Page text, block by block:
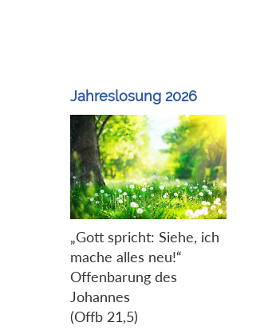
Jahreslosung 2026
„Gott spricht: Siehe, ich
mache alles neu!“
Offenbarung des
Johannes
(Offb 21,5)